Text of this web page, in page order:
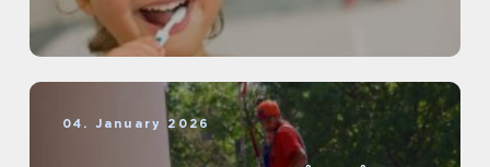
04. January 2026